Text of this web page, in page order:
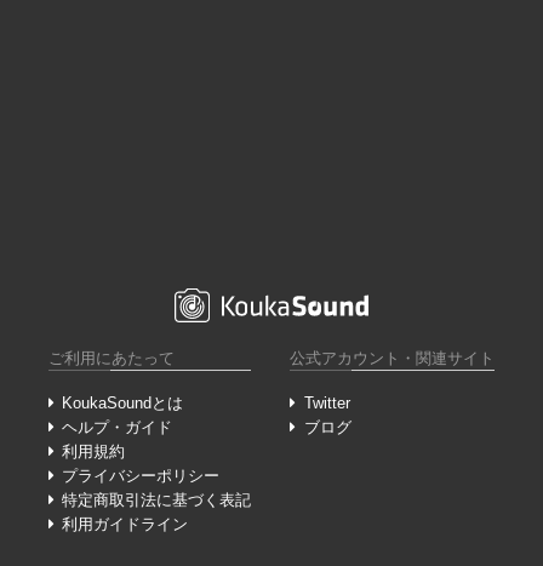
ご利用にあたって
KoukaSoundとは
ヘルプ・ガイド
利用規約
プライバシーポリシー
特定商取引法に基づく表記
利用ガイドライン
公式アカウント・関連サイト
Twitter
ブログ